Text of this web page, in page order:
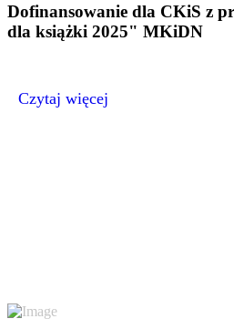
Dofinansowanie dla CKiS z
dla książki 2025" MKiDN
Czytaj więcej